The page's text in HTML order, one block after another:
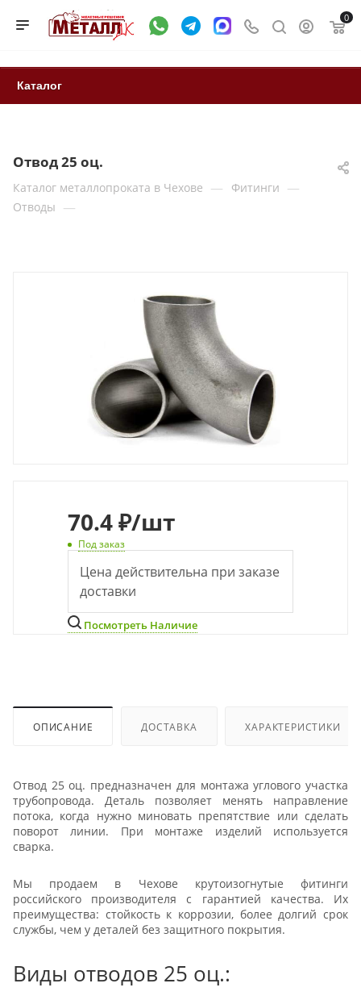
0
Каталог
Отвод 25 оц.
Каталог металлопроката в Чехове — Фитинги —
Отводы —
70.4 ₽/шт
Под заказ
Цена действительна при заказе
доставки
Посмотреть Наличие
ОПИСАНИЕ ДОСТАВКА ХАРАКТЕРИСТИКИ
Отвод 25 оц. предназначен для монтажа углового участка
трубопровода. Деталь позволяет менять направление
потока, когда нужно миновать препятствие или сделать
поворот линии. При монтаже изделий используется
сварка.
Мы продаем в Чехове крутоизогнутые фитинги
российского производителя с гарантией качества. Их
преимущества: стойкость к коррозии, более долгий срок
службы, чем у деталей без защитного покрытия.
Виды отводов 25 оц.: